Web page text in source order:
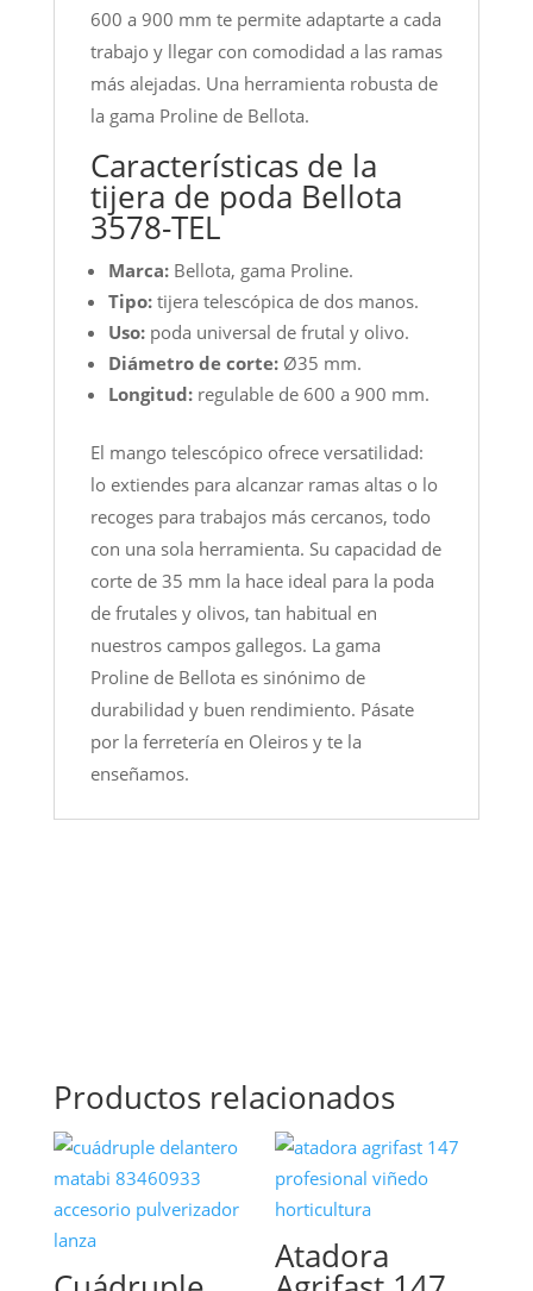
600 a 900 mm te permite adaptarte a cada
trabajo y llegar con comodidad a las ramas
más alejadas. Una herramienta robusta de
la gama Proline de Bellota.
Características de la
tijera de poda Bellota
3578-TEL
Marca:Bellota, gama Proline.
Tipo:tijera telescópica de dos manos.
Uso:poda universal de frutal y olivo.
Diámetro de corte:Ø35 mm.
Longitud:regulable de 600 a 900 mm.
El mango telescópico ofrece versatilidad:
lo extiendes para alcanzar ramas altas o lo
recoges para trabajos más cercanos, todo
con una sola herramienta. Su capacidad de
corte de 35 mm la hace ideal para la poda
de frutales y olivos, tan habitual en
nuestros campos gallegos. La gama
Proline de Bellota es sinónimo de
durabilidad y buen rendimiento. Pásate
por la ferretería en Oleiros y te la
enseñamos.
Productos relacionados
Atadora